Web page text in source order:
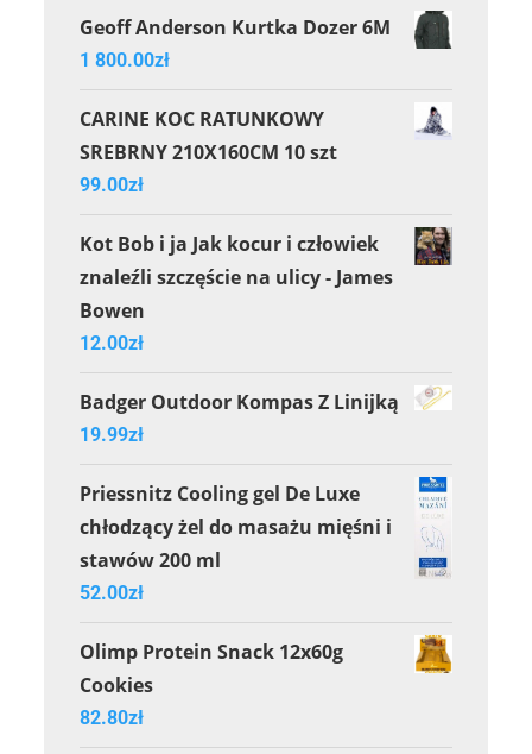
Geoff Anderson Kurtka Dozer 6M
1 800.00zł
CARINE KOC RATUNKOWY
SREBRNY 210X160CM 10 szt
99.00zł
Kot Bob i ja Jak kocur i człowiek
znaleźli szczęście na ulicy - James
Bowen
12.00zł
Badger Outdoor Kompas Z Linijką
19.99zł
Priessnitz Cooling gel De Luxe
chłodzący żel do masażu mięśni i
stawów 200 ml
52.00zł
Olimp Protein Snack 12x60g
Cookies
82.80zł